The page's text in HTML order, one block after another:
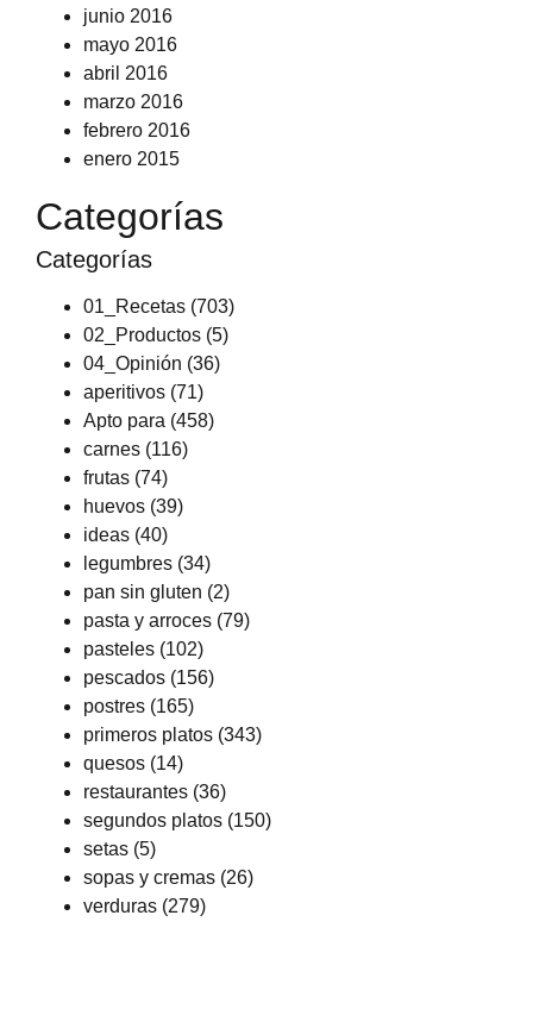
junio 2016
mayo 2016
abril 2016
marzo 2016
febrero 2016
enero 2015
Categorías
Categorías
01_Recetas (703)
02_Productos (5)
04_Opinión (36)
aperitivos (71)
Apto para (458)
carnes (116)
frutas (74)
huevos (39)
ideas (40)
legumbres (34)
pan sin gluten (2)
pasta y arroces (79)
pasteles (102)
pescados (156)
postres (165)
primeros platos (343)
quesos (14)
restaurantes (36)
segundos platos (150)
setas (5)
sopas y cremas (26)
verduras (279)